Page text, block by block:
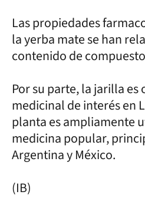
Las propiedades
la yerba mate se han
contenido de
Por su parte, la jarilla es
medicinal de interés en
planta es ampliamente
medicina popular,
Argentina y México.
(IB)